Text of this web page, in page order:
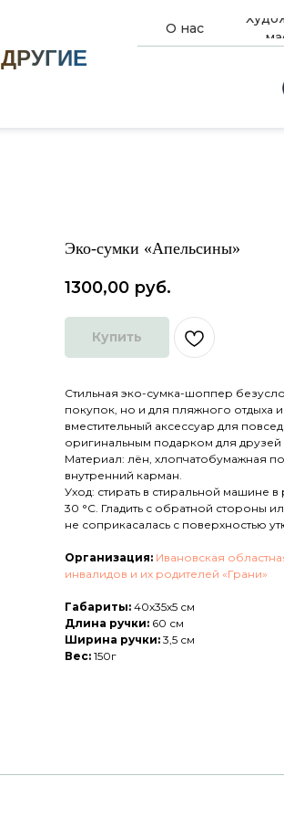
ДРУГИЕ
О нас
Эко-сумки «Апельсины»
1300,00 руб.
Купить
Стильная эко-сумка-шоппер
покупок, но и для пляжного отдыха
вместительный аксессуар для
оригинальным подарком для друзей
Материал: лён, хлопчатобумажная
внутренний карман.
Уход: стирать в стиральной машине
30 °C. Гладить с обратной стороны
не соприкасалась с поверхностью
Организация: Ивановская
инвалидов и их родителей «Грани»
Габариты: 40х35х5 см
Длина ручки: 60 см
Ширина ручки: 3,5 см
Вес: 150г